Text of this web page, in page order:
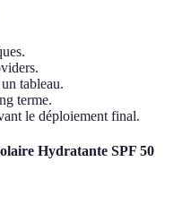
tableau.
terme.
le déploiement final.
Hydratante SPF 50